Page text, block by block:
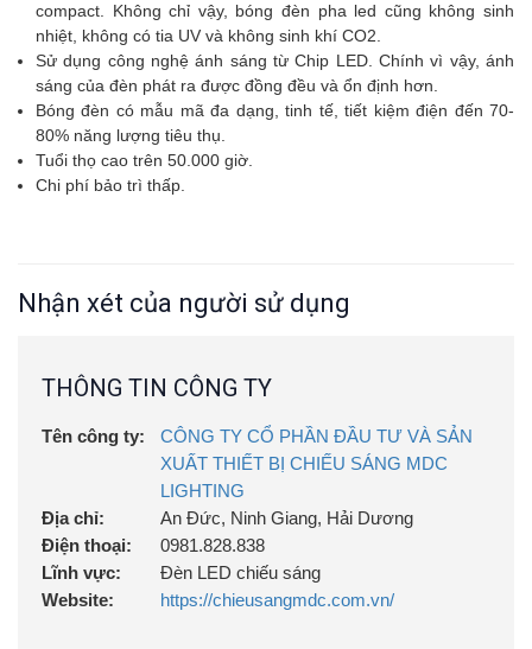
compact. Không chỉ vậy, bóng đèn pha led cũng không sinh
nhiệt, không có tia UV và không sinh khí CO2.
Sử dụng công nghệ ánh sáng từ Chip LED. Chính vì vậy, ánh
sáng của đèn phát ra được đồng đều và ổn định hơn.
Bóng đèn có mẫu mã đa dạng, tinh tế, tiết kiệm điện đến 70-
80% năng lượng tiêu thụ.
Tuổi thọ cao trên 50.000 giờ.
Chi phí bảo trì thấp.
Nhận xét của người sử dụng
THÔNG TIN CÔNG TY
Tên công ty:
CÔNG TY CỔ PHẦN ĐẦU TƯ VÀ SẢN
XUẤT THIẾT BỊ CHIẾU SÁNG MDC
LIGHTING
Địa chỉ:
An Đức, Ninh Giang, Hải Dương
Điện thoại:
0981.828.838
Lĩnh vực:
Đèn LED chiếu sáng
Website:
https://chieusangmdc.com.vn/